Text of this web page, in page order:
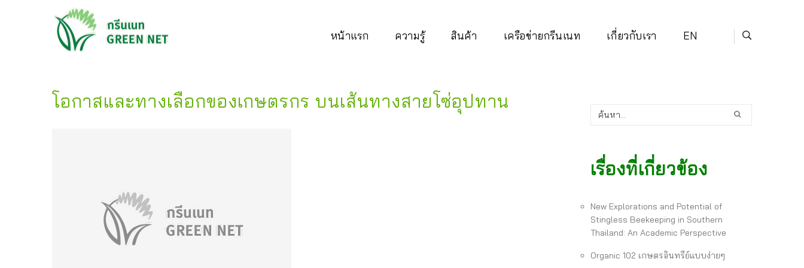
หน้าแรก ความรู้ สินค้า เครือข่ายกรีนเนท เกี่ยวกับเรา EN
โอกาสและทางเลือกของเกษตรกร บนเส้นทางสายโซ่อุปทาน
เรื่องที่เกี่ยวข้อง
New Explorations and Potential of
Stingless Beekeeping in Southern
Thailand: An Academic Perspective
Organic 102 เกษตรอินทรีย์แบบง่ายๆ